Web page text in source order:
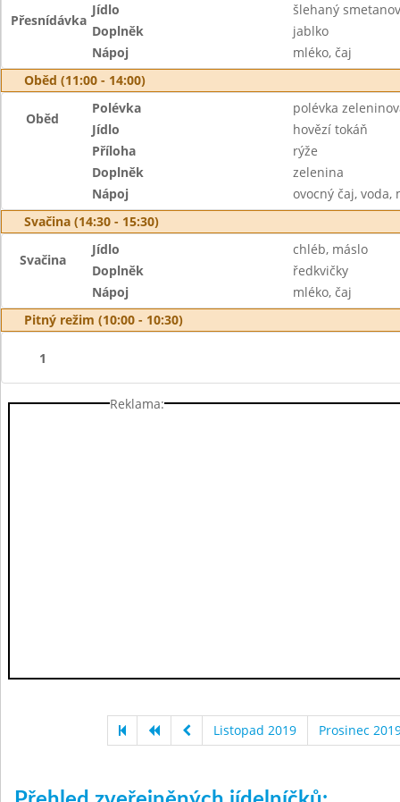
Přesnídávka
Jídlo
šlehaný
Doplněk
jablko
Nápoj
mléko, čaj
Oběd (11:00 - 14:00)
Oběd
Polévka
polévka
Jídlo
hovězí tokáň
Příloha
rýže
Doplněk
zelenina
Nápoj
ovocný čaj, voda,
Svačina (14:30 - 15:30)
Svačina
Jídlo
chléb, máslo
Doplněk
ředkvičky
Nápoj
mléko, čaj
Pitný režim (10:00 - 10:30)
1
Reklama:
Listopad 2019 Prosinec